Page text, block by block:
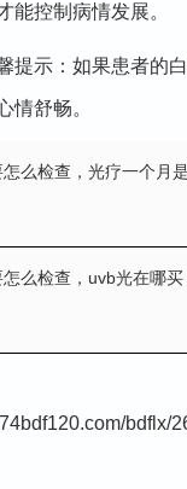
能控制病情发展。
提示：如果患者的
情舒畅。
么检查 ，光疗一个月
么检查 ，uvb光在哪
bdflx/